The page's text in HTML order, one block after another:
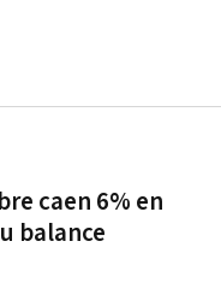
caen 6% en
balance